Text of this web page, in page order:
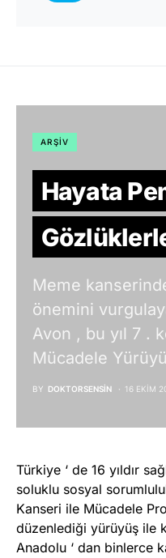
ARŞIV
Hayata
Meme
önemini
Avon , bu yıl 7 .
Mücadele
BY DOKTORSENSIN 16 EKIM
Türkiye ‘ de 16 yıldır
soluklu sosyal
Kanseri ile Mücadele
düzenlediği yürüyüş ile
Anadolu ‘ dan binlerce